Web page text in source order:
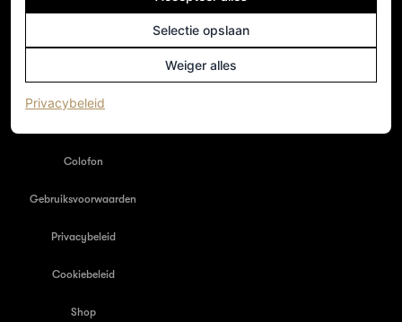
Home
Adverteren
Colofon
Gebruiksvoorwaarden
Privacybeleid
Cookiebeleid
Shop
Selectie opslaan
Weiger alles
Privacybeleid